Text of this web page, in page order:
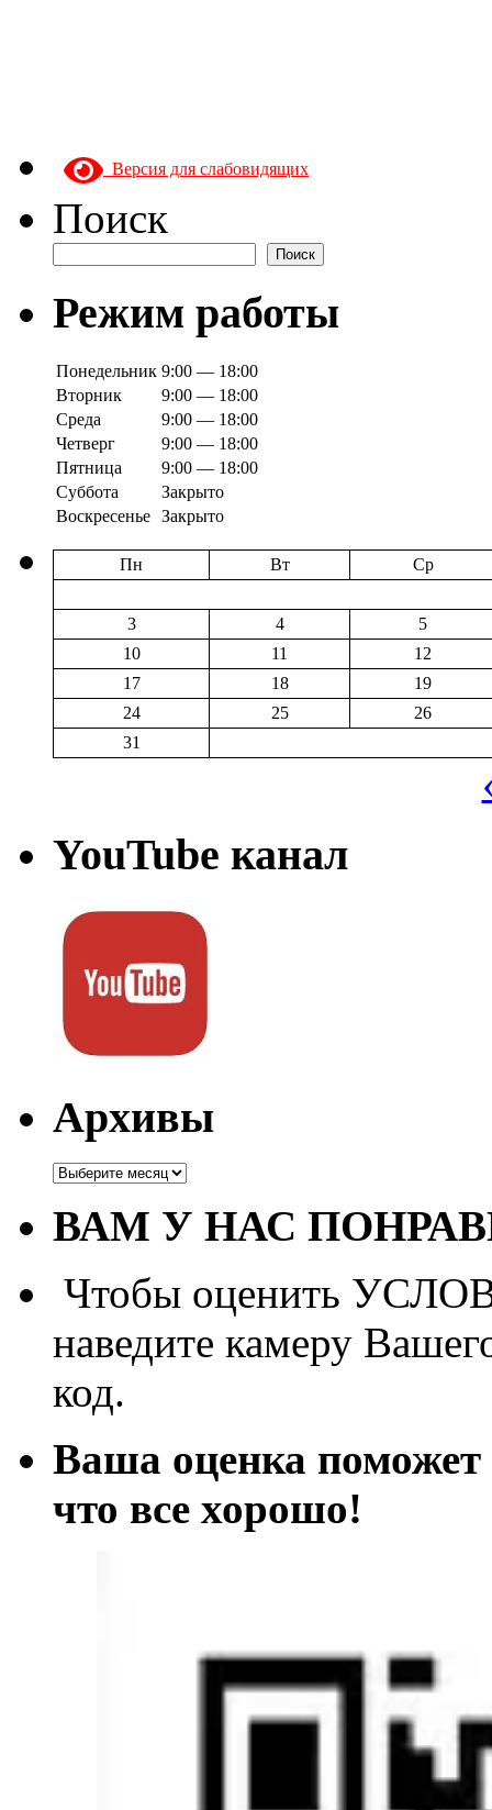
Версия для слабовидящих
Поиск
Поиск
Режим работы
Понедельник 9:00 — 18:00
Вторник
9:00 — 18:00
Среда
9:00 — 18:00
Четверг
9:00 — 18:00
Пятница
9:00 — 18:00
Суббота
Закрыто
Воскресенье Закрыто
Пн Вт Ср
3 4
5
10
11
12
17
18
19
24
25
26
31
YouTube канал
Архивы
Архивы
ВАМ У НАС
Чтобы оценить
наведите камеру
код.
Ваша оценка поможет
что все хорошо!